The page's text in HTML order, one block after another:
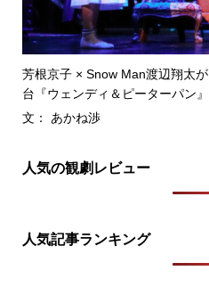
芳根京子 × Snow Man渡辺翔太
台『ウェンディ＆ピーターパン
文： あかね渉
人気の観劇レビュー
人気記事ランキング